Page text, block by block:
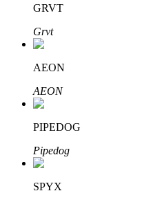
BTR-vergrendelingen
Exclusieve beleggingen
GRVT
Grvt
AEON
AEON
PIPEDOG
Pipedog
SPYX